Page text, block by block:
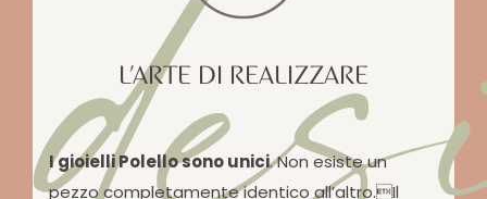
L’ARTE DI REALIZZARE
I gioielli Polello sono unici. Non esiste un
pezzo completamente identico all’altro.Il